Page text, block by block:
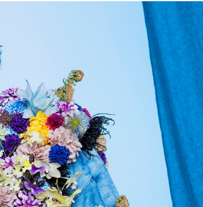
ソナリティを務める30分番組！
で聴く
』23時～23時55分
オリジナルグッズ」など、素敵な賞品が
のは7月11日でした。リハビリはうまくいっ
出たり、身体との感覚がつながりずらかった
だきました」
うご覧になられましたか？